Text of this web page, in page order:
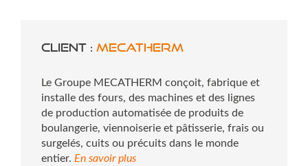
Client : MECATHERM
Le Groupe MECATHERM conçoit, fabrique et
installe des fours, des machines et des lignes
de production automatisée de produits de
boulangerie, viennoiserie et pâtisserie, frais ou
surgelés, cuits ou précuits dans le monde
entier. En savoir plus